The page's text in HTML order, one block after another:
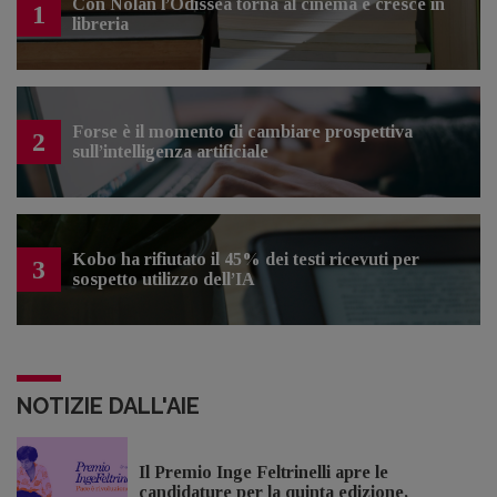
1
libreria
2
Forse è il momento di cambiare prospettiva
sull’intelligenza artificiale
3
Kobo ha rifiutato il 45% dei testi ricevuti per
sospetto utilizzo dell’IA
NOTIZIE DALL'AIE
Il Premio Inge Feltrinelli apre le
candidature per la quinta edizione,